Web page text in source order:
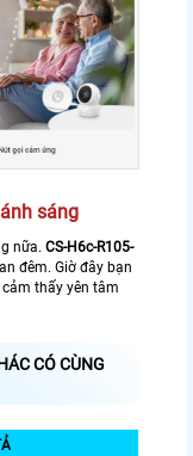
sáng
nữa. CS-H6c-R105-
đêm. Giờ đây bạn
thấy yên tâm
CÓ CÙNG